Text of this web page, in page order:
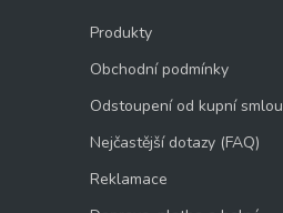
Produkty
Obchodní podmínky
Odstoupení od kupní
Nejčastější dotazy (FAQ)
Reklamace